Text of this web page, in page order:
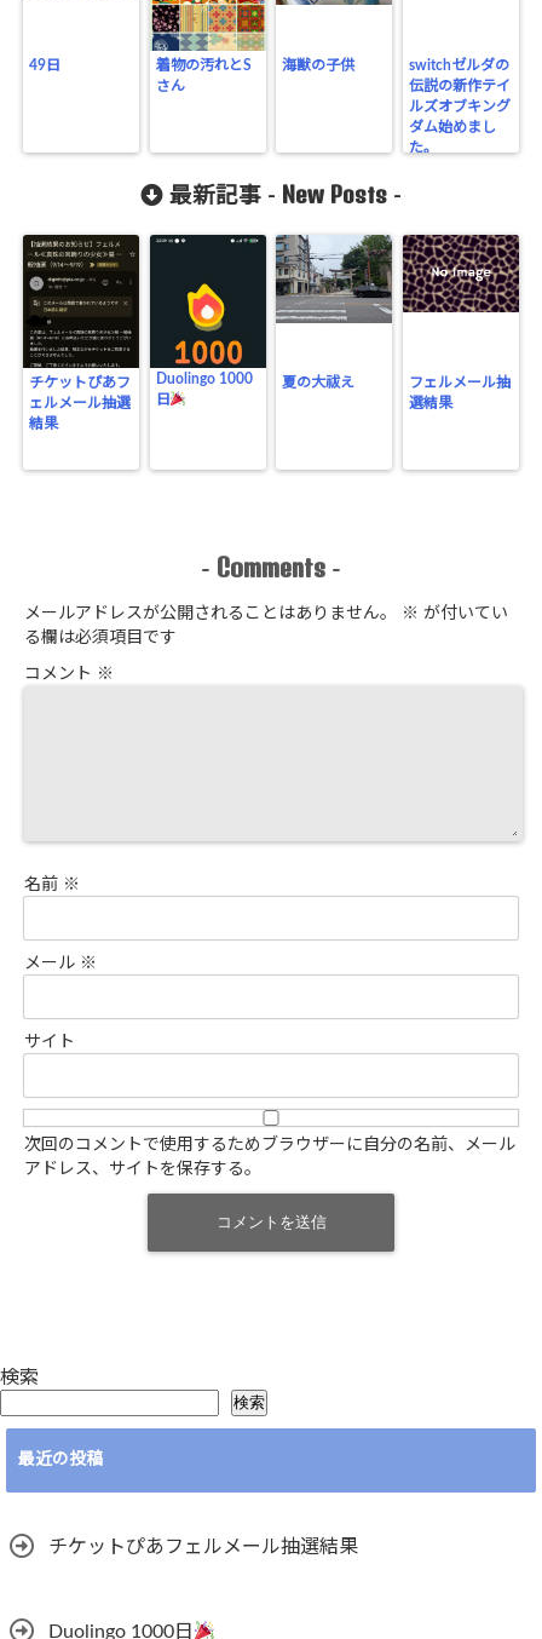
49日
着物の汚れとS
さん
海獣の子供
switchゼルダの
伝説の新作テイ
ルズオブキング
ダム始めまし
た。
最新記事 - New Posts -
チケットぴあフ
ェルメール抽選
結果
Duolingo 1000
日
夏の大祓え
フェルメール抽
選結果
- Comments -
メールアドレスが公開されることはありません。 ※ が付いてい
る欄は必須項目です
コメント ※
名前 ※
メール ※
サイト
次回のコメントで使用するためブラウザーに自分の名前、メール
アドレス、サイトを保存する。
検索
検索
最近の投稿
チケットぴあフェルメール抽選結果
Duolingo 1000日